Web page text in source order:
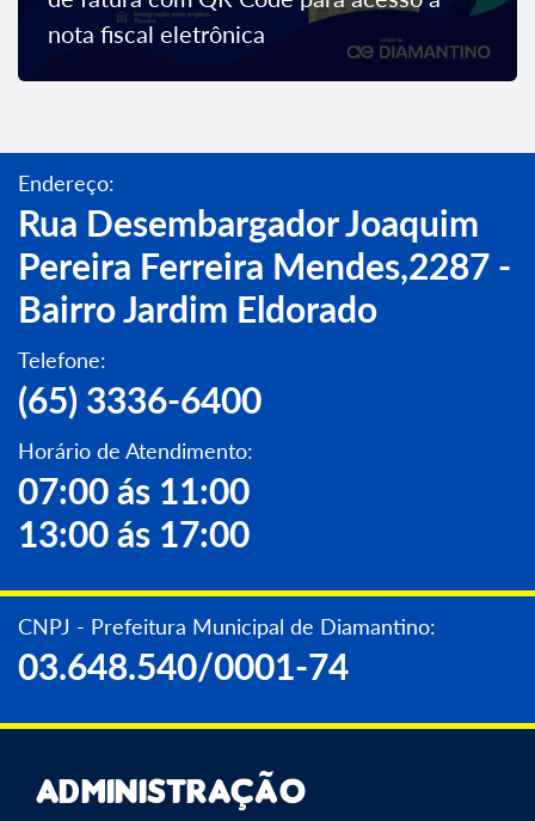
nota fiscal eletrônica
Endereço:
Rua Desembargador Joaquim
Pereira Ferreira Mendes,2287 -
Bairro Jardim Eldorado
Telefone:
(65) 3336-6400
Horário de Atendimento:
07:00 ás 11:00
13:00 ás 17:00
CNPJ - Prefeitura Municipal de Diamantino:
03.648.540/0001-74
Administração